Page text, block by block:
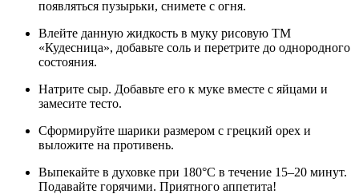
появляться пузырьки, снимете с огня.
Влейте данную жидкость в муку рисовую ТМ
«Кудесница», добавьте соль и перетрите до однородного
состояния.
Натрите сыр. Добавьте его к муке вместе с яйцами и
замесите тесто.
Сформируйте шарики размером с грецкий орех и
выложите на противень.
Выпекайте в духовке при 180°C в течение 15–20 минут.
Подавайте горячими. Приятного аппетита!